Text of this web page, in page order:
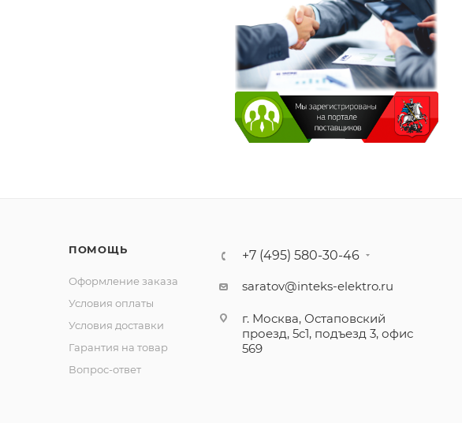
ПОМОЩЬ
Оформление заказа
Условия оплаты
Условия доставки
Гарантия на товар
Вопрос-ответ
+7 (495) 580-30-46
saratov@inteks-elektro.ru
г. Москва, Остаповский
проезд, 5с1, подъезд 3, офис
569